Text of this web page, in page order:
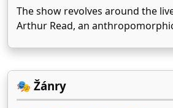
The show revolves around the
Arthur Read, an
each other.
🎭 Žánry